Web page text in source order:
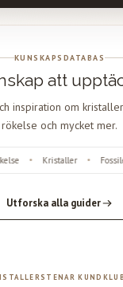
KUNSKAPSDATABAS
att
inspiration om
rökelse och mycket mer.
Kristaller Fossiler
Utforska alla guider